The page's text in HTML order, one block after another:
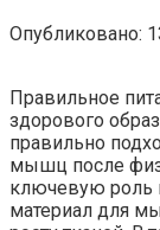
Опубликовано:
Правильное
здорового
правильно
мышц после
ключевую роль
материал для